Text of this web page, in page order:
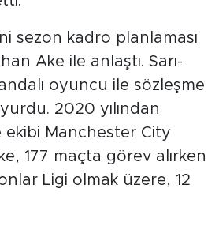
sezon kadro planlaması
Ake ile anlaştı. Sarı-
oyuncu ile sözleşme
2020 yılından
Manchester City
177 maçta görev alırken
Ligi olmak üzere, 12